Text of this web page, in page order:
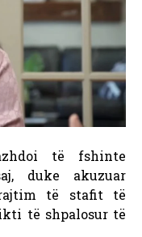
të fshinte
duke akuzuar
të stafit të
të shpalosur të